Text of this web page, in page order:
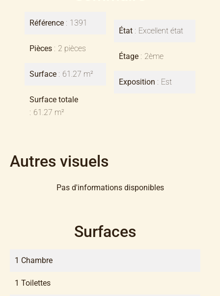
Référence 1391
Pièces 2 pièces
Surface 61.27 m²
Surface totale
61.27 m²
État Excellent état
Étage 2ème
Exposition Est
Autres visuels
Pas d'informations disponibles
Surfaces
1 Chambre
1 Toilettes